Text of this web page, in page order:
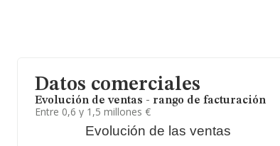
Datos comerciales
Evolución de ventas - rango de facturación
Entre 0,6 y 1,5 millones €
Evolución de las ventas